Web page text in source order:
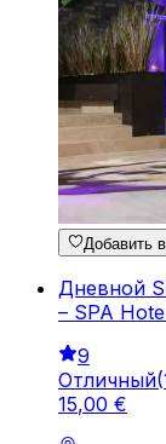
Добавить
Дневной
– SPA
9
Отличный(
15,00 €